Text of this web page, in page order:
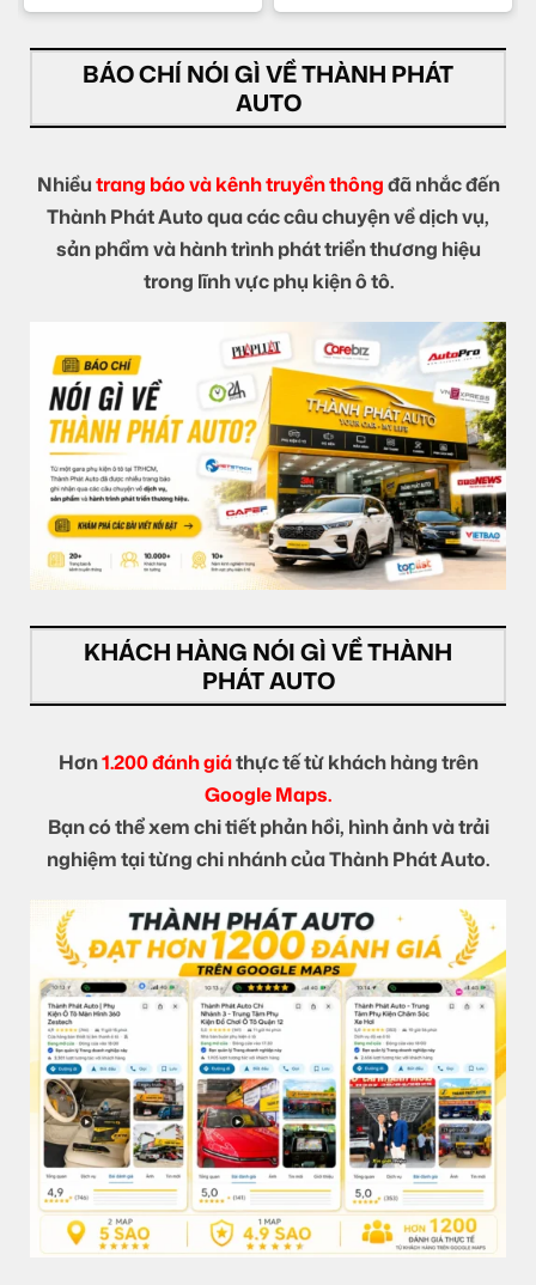
BÁO CHÍ NÓI GÌ VỀ THÀNH PHÁT
AUTO
Nhiềutrang báo và kênh truyền thôngđã nhắc đến
Thành Phát Auto qua các câu chuyện về dịch vụ,
sản phẩm và hành trình phát triển thương hiệu
trong lĩnh vực phụ kiện ô tô.
KHÁCH HÀNG NÓI GÌ VỀ THÀNH
PHÁT AUTO
Hơn1.200 đánh giáthực tế từ khách hàng trên
Google Maps.
Bạn có thể xem chi tiết phản hồi, hình ảnh và trải
nghiệm tại từng chi nhánh của Thành Phát Auto.